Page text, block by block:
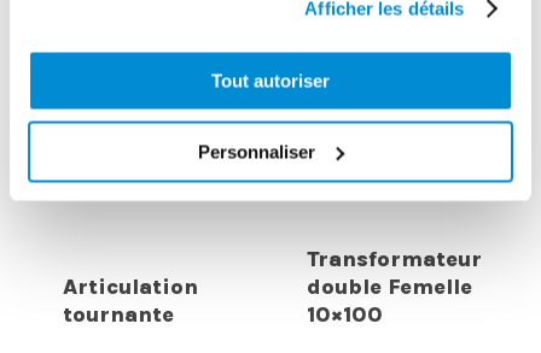
Afficher les détails
Tout autoriser
Personnaliser
Articulation
tournante
Transformateur
double Femelle
10×100